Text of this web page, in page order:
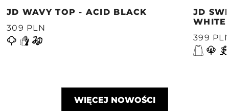
JD WAVY TOP - ACID BLACK
309 PLN
JD
WHITE
399
WIĘCEJ NOWOŚCI